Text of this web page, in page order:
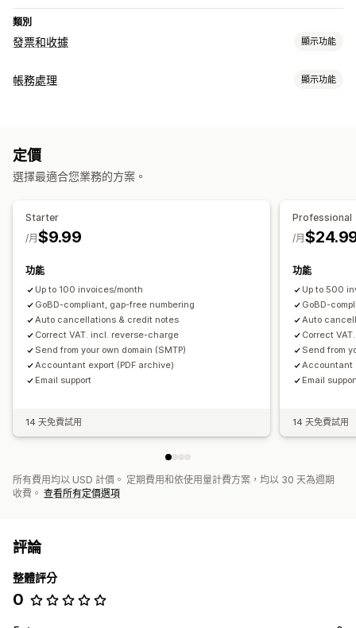
類別
發票和收據 顯示功能
文件類型
品牌行銷
檔案管理
資料安全性
帳務處理 顯示功能
資料自動同步處理
交易 銷售稅對應
定價
選擇最適合您業務的方案。
Starter
$9.99
/月
功能
Up to 100 invoices/month
GoBD-compliant, gap-free numbering
Auto cancellations & credit notes
Correct VAT. incl. reverse-charge
Send from your own domain (SMTP)
Accountant export (PDF archive)
Email support
14 天免費試用
Professional
/月
功能
Up to 500
GoBD-
Auto
Correct
Send from
Accountant
Email
14 天免費試用
所有費用均以 USD 計價。 定期費用和依使用量計費方案，均以 30 天為週期
收費。 查看所有定價選項
評論
整體評分
0